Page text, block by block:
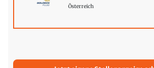
Österreich